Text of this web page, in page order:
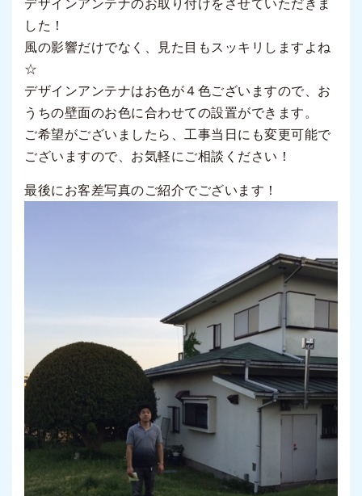
デザインアンテナのお取り付けをさせていただきま
した！
風の影響だけでなく、見た目もスッキリしますよね
☆
デザインアンテナはお色が４色ございますので、お
うちの壁面のお色に合わせての設置ができます。
ご希望がございましたら、工事当日にも変更可能で
ございますので、お気軽にご相談ください！
最後にお客差写真のご紹介でございます！